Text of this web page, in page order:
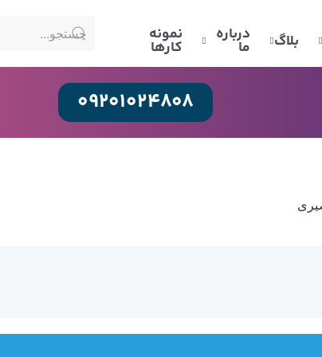
بلاگ درباره
ما
نمونه
کارها
09201024808